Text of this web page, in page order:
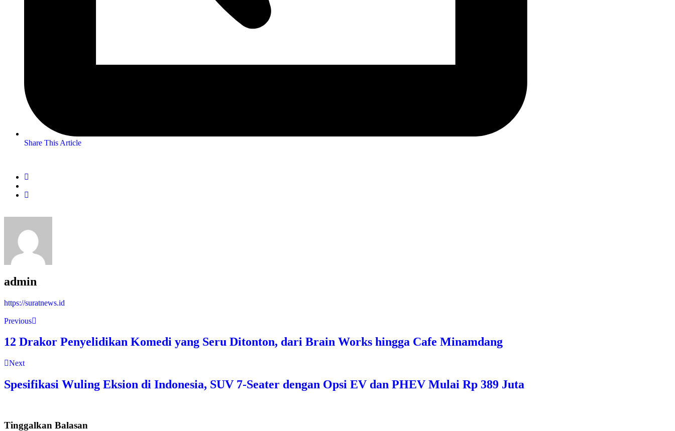
Share This Article
admin
https://suratnews.id
Previous
12 Drakor Penyelidikan Komedi yang Seru Ditonton, dari Brain Works hingga Cafe Minamdang
Next
Spesifikasi Wuling Eksion di Indonesia, SUV 7-Seater dengan Opsi EV dan PHEV Mulai Rp 389 Juta
Tinggalkan Balasan